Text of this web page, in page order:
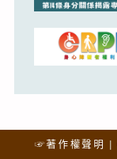
☞著作權聲明